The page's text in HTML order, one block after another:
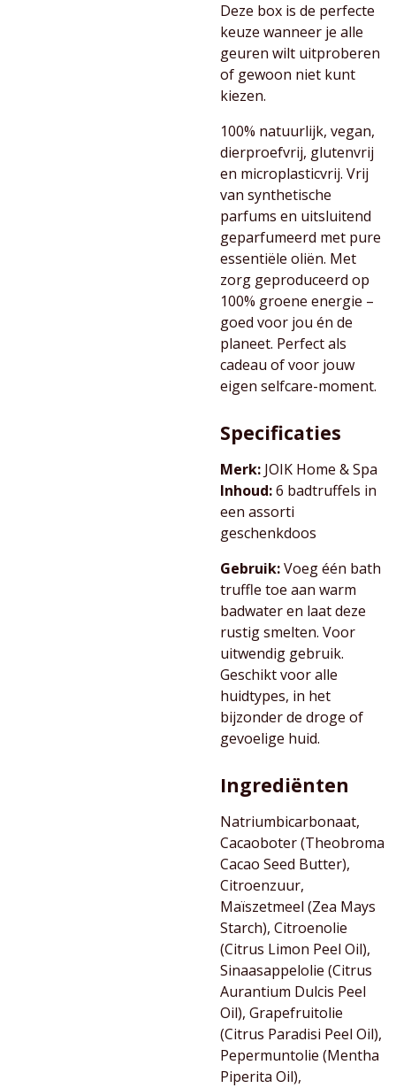
Deze box is de perfecte
keuze wanneer je alle
geuren wilt uitproberen
of gewoon niet kunt
kiezen.
100% natuurlijk, vegan,
dierproefvrij, glutenvrij
en microplasticvrij. Vrij
van synthetische
parfums en uitsluitend
geparfumeerd met pure
essentiële oliën. Met
zorg geproduceerd op
100% groene energie –
goed voor jou én de
planeet. Perfect als
cadeau of voor jouw
eigen selfcare-moment.
Specificaties
Merk: JOIK Home & Spa
Inhoud:6 badtruffels in
een assorti
geschenkdoos
Gebruik:Voeg één bath
truffle toe aan warm
badwater en laat deze
rustig smelten. Voor
uitwendig gebruik.
Geschikt voor alle
huidtypes, in het
bijzonder de droge of
gevoelige huid.
Ingrediënten
Natriumbicarbonaat,
Cacaoboter (Theobroma
Cacao Seed Butter),
Citroenzuur,
Maïszetmeel (Zea Mays
Starch), Citroenolie
(Citrus Limon Peel Oil),
Sinaasappelolie (Citrus
Aurantium Dulcis Peel
Oil), Grapefruitolie
(Citrus Paradisi Peel Oil),
Pepermuntolie (Mentha
Piperita Oil),